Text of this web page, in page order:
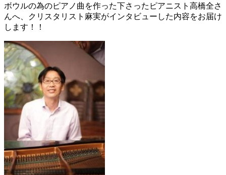
ボウルの為のピアノ曲を作った下さったピアニスト高橋全さ
んへ、クリスタリスト麻実がインタビューした内容をお届け
します！！